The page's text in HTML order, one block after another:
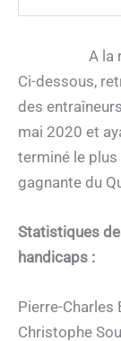
A la
Ci-dessous,
des
mai 2020 et
terminé le
gagnante du
Statistiques
handicaps :
Pierre-Charles
Christophe